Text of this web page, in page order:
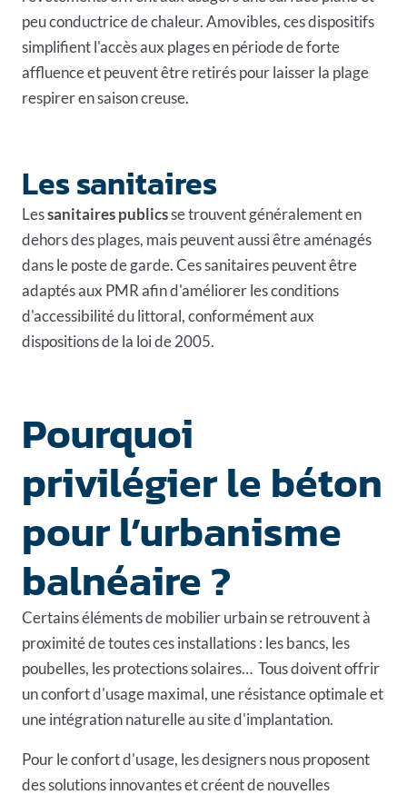
peu conductrice de chaleur. Amovibles, ces dispositifs
simplifient l'accès aux plages en période de forte
affluence et peuvent être retirés pour laisser la plage
respirer en saison creuse.
Les sanitaires
Lessanitaires publicsse trouvent généralement en
dehors des plages, mais peuvent aussi être aménagés
dans le poste de garde. Ces sanitaires peuvent être
adaptés aux PMR afin d'améliorer les conditions
d'accessibilité du littoral, conformément aux
dispositions de la loi de 2005.
Pourquoi
privilégier le béton
pour l’urbanisme
balnéaire ?
Certains éléments demobilier urbainse retrouvent à
proximité de toutes ces installations : les bancs, les
poubelles, les protections solaires… Tous doivent offrir
un confort d'usage maximal, une résistance optimale et
une intégration naturelle au site d'implantation.
Pour le confort d'usage, les designers nous proposent
des solutions innovantes et créent denouvelles